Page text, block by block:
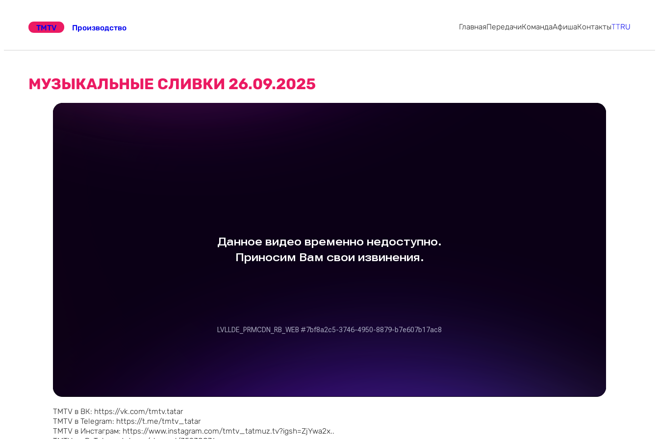
содержимому
TMTV Производство ГлавнаяПередачиКомандаАфишаКонтактыTTRU
МУЗЫКАЛЬНЫЕ СЛИВКИ 26.09.2025
TMTV в ВК: https://vk.com/tmtv.tatar
TMTV в Telegram: https://t.me/tmtv_tatar
TMTV в Инстаграм: https://www.instagram.com/tmtv_tatmuz.tv?igsh=ZjYwa2x..